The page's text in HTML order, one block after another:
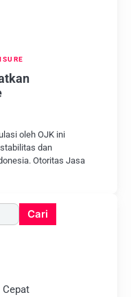
oleh OJK ini
dan
Otoritas Jasa